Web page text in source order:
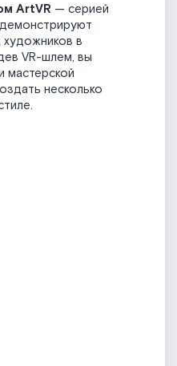
ArtVR — серией
художников в
VR-шлем, вы
мастерской
несколько